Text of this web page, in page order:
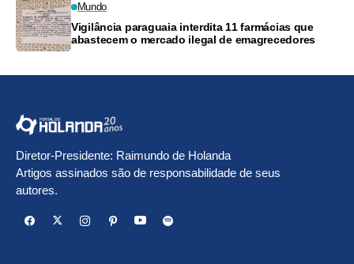
Mundo
Vigilância paraguaia interdita 11 farmácias que
abastecem o mercado ilegal de emagrecedores
Diretor-Presidente: Raimundo de Holanda
Artigos assinados são de responsabilidade de seus
autores.